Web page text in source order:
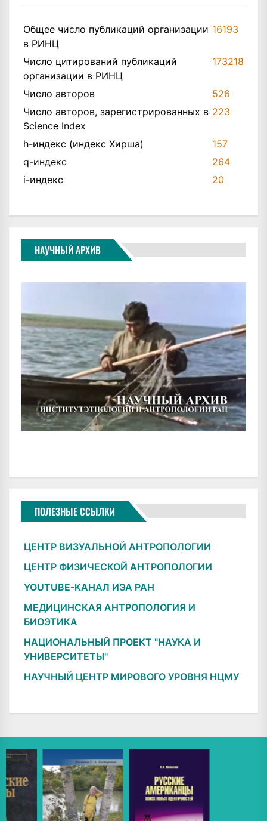
Общее число публикаций организации
в РИНЦ
16193
Число цитирований публикаций
организации в РИНЦ
173218
Число авторов
526
Число авторов, зарегистрированных в
Science Index
223
h-индекс (индекс Хирша)
157
q-индекс
264
i-индекс
20
НАУЧНЫЙ АРХИВ
ПОЛЕЗНЫЕ ССЫЛКИ
ЦЕНТР ВИЗУАЛЬНОЙ АНТРОПОЛОГИИ
ЦЕНТР ФИЗИЧЕСКОЙ АНТРОПОЛОГИИ
YOUTUBE-КАНАЛ ИЭА РАН
МЕДИЦИНСКАЯ АНТРОПОЛОГИЯ И
БИОЭТИКА
НАЦИОНАЛЬНЫЙ ПРОЕКТ "НАУКА И
УНИВЕРСИТЕТЫ"
НАУЧНЫЙ ЦЕНТР МИРОВОГО УРОВНЯ НЦМУ